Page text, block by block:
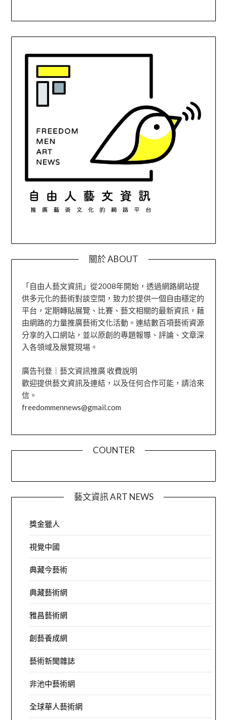
關於 ABOUT
「自由人藝文資訊」從2008年開始，透過網路網站提
供多元化的藝術對談空間，致力於提供一個自由穩定的
平台，定期轉貼展覽、比賽、藝文相關的最新資訊，藉
由網路的力量推廣藝術文化活動。連結數百項藝術資源
分享的入口網站，並以原創的專題報導、評論、文章深
入各領域及展覽現場。
廣告刊登｜藝文資訊推廣 收費說明
歡迎提供藝文資訊及連結，以及任何合作可能，請洽來
信。
freedommennews@gmail.com
COUNTER
藝文資訊 ART NEWS
獎金獵人
視覺中國
典藏今藝術
典藏藝術網
雅昌藝術網
創藝養成網
藝術新聞雜誌
非池中藝術網
全球華人藝術網